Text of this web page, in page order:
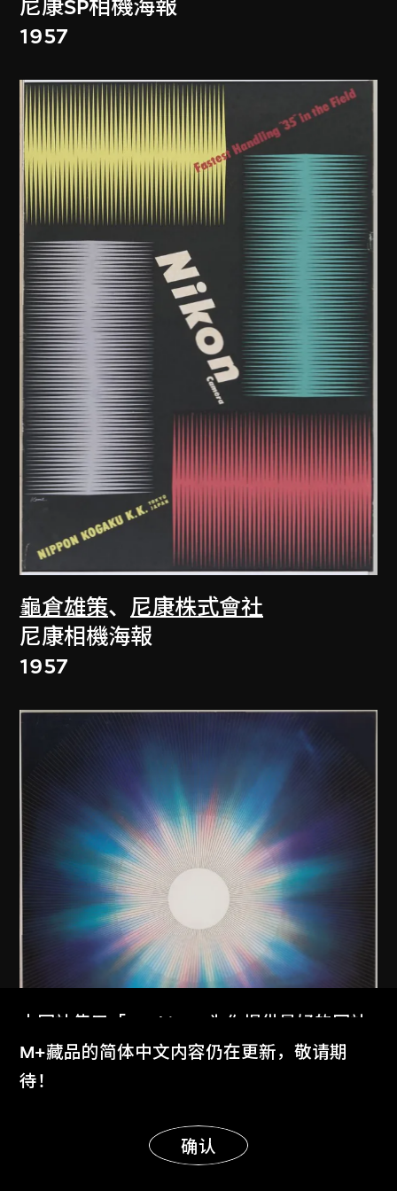
尼康SP相機海報
1957
龜倉雄策、 尼康株式會社
尼康相機海報
1957
本网站使用「Cookies」为你提供最好的网站
体验。
了解更多
明白
M+藏品的简体中文内容仍在更新，敬请期
待！
确认
显示更多